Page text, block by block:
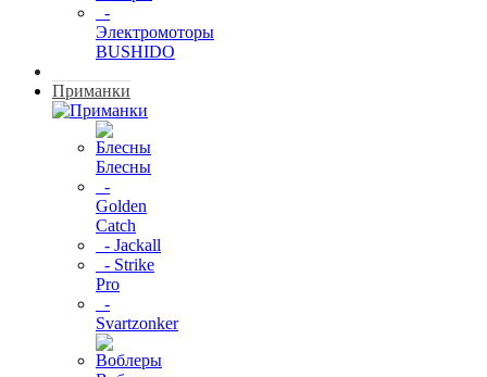
-
Электромоторы
BUSHIDO
Приманки
Блесны
-
Golden
Catch
- Jackall
- Strike
Pro
-
Svartzonker